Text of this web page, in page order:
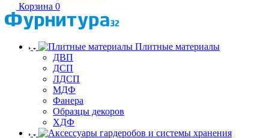
Корзина 0
Плитные материалы
ДВП
ДСП
ЛДСП
МДФ
Фанера
Образцы декоров
ХДФ